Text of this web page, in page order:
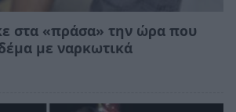
στα «πράσα» την ώρα που
με ναρκωτικά